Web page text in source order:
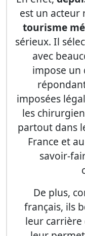
est un acteur
tourisme
sérieux. Il
avec
impose un
imposées
les
partout dans
France et
savoir-
De plus,
français, ils
leur carrière